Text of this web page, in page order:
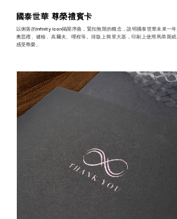
國泰世華 尊榮禮賓卡
以俐落的infinity icon揭開序曲，緊扣無限的概念，說明國泰世華未來一
奧思禮、健檢、高爾夫、哩程等。排版上簡單大器，印刷上使用馬蒂斯
感受尊榮。